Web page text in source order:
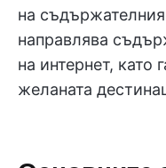
на
направлява
на интернет, като
желаната